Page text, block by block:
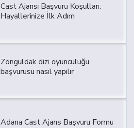
Cast Ajansı Başvuru Koşulları:
Hayallerinize İlk Adım
Zonguldak dizi oyunculuğu
başvurusu nasıl yapılır
Adana Cast Ajans Başvuru Formu